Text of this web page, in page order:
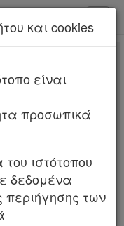
Περισσότερα
2026
241/23.12.2016
και cookies
είναι
προσωπικά
ιστότοπου
δεδομένα
περιήγησης των